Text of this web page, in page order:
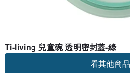
Ti-living 兒童碗 透明密封蓋-綠
看其他商品